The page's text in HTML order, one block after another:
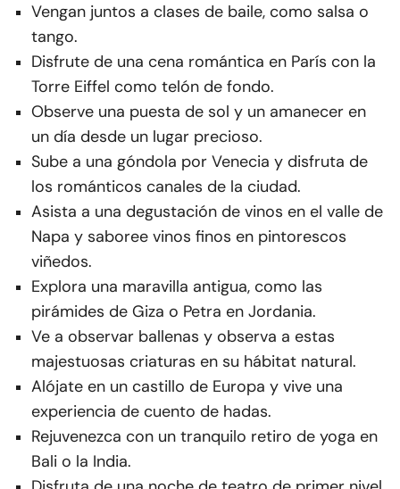
Vengan juntos a clases de baile, como salsa o
tango.
Disfrute de una cena romántica en París con la
Torre Eiffel como telón de fondo.
Observe una puesta de sol y un amanecer en
un día desde un lugar precioso.
Sube a una góndola por Venecia y disfruta de
los románticos canales de la ciudad.
Asista a una degustación de vinos en el valle de
Napa y saboree vinos finos en pintorescos
viñedos.
Explora una maravilla antigua, como las
pirámides de Giza o Petra en Jordania.
Ve a observar ballenas y observa a estas
majestuosas criaturas en su hábitat natural.
Alójate en un castillo de Europa y vive una
experiencia de cuento de hadas.
Rejuvenezca con un tranquilo retiro de yoga en
Bali o la India.